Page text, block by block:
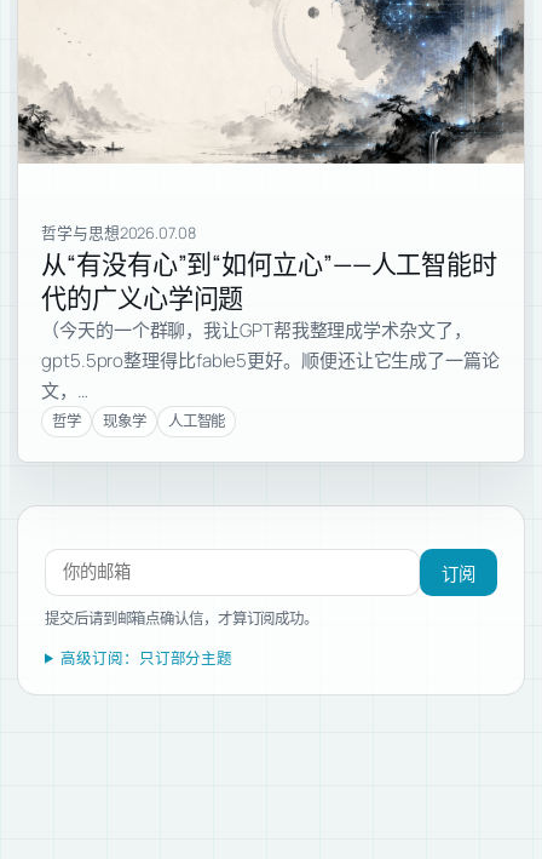
哲学与思想2026.07.08
从“有没有心”到“如何立心”——人工智能时
代的广义心学问题
（今天的一个群聊，我让GPT帮我整理成学术杂文了，
gpt5.5pro整理得比fable5更好。顺便还让它生成了一篇论
文，…
哲学 现象学 人工智能
订阅新文章
订阅
提交后请到邮箱点确认信，才算订阅成功。
高级订阅：只订部分主题